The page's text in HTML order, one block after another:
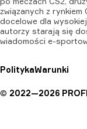
związanych z
docelowe dla
autorzy starają się
wiadomości e-
PolitykaWarunki
© 2022—2026